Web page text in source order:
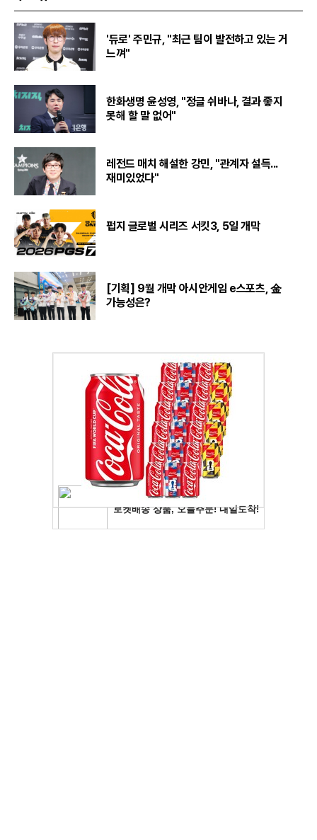
'듀로' 주민규, "최근 팀이 발전하고 있는 거
느껴"
한화생명 윤성영, "정글 쉬바나, 결과 좋지
못해 할 말 없어"
레전드 매치 해설한 강민, "관계자 설득...
재미있었다"
펍지 글로벌 시리즈 서킷3, 5일 개막
[기획] 9월 개막 아시안게임 e스포츠, 金
가능성은?